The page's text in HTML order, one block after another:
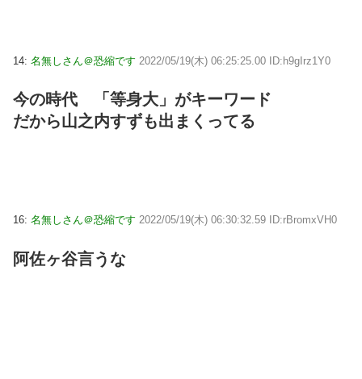
14: 名無しさん＠恐縮です 2022/05/19(木) 06:25:25.00 ID:h9gIrz1Y0
今の時代 「等身大」がキーワード
だから山之内すずも出まくってる
16: 名無しさん＠恐縮です 2022/05/19(木) 06:30:32.59 ID:rBromxVH0
阿佐ヶ谷言うな